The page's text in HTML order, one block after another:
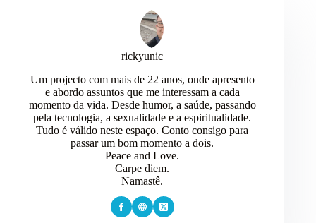
rickyunic
Um projecto com mais de 22 anos, onde apresento
e abordo assuntos que me interessam a cada
momento da vida. Desde humor, a saúde, passando
pela tecnologia, a sexualidade e a espiritualidade.
Tudo é válido neste espaço. Conto consigo para
passar um bom momento a dois.
Peace and Love.
Carpe diem.
Namastê.